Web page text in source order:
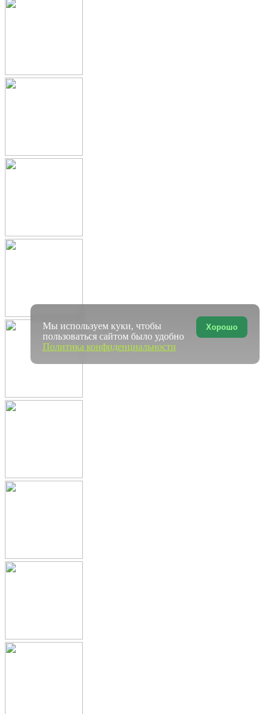
Хорошо
Мы используем куки, чтобы
пользоваться сайтом было удобно
Политика конфиденциальности